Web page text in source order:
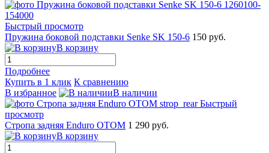
Быстрый просмотр
Пружина боковой подставки Senke SK 150-6 150 руб.
В корзину
Подробнее
Купить в 1 клик К сравнению
В избранное
В наличии
Быстрый
просмотр
Cтропа задняя Enduro ОТОМ 1 290 руб.
В корзину